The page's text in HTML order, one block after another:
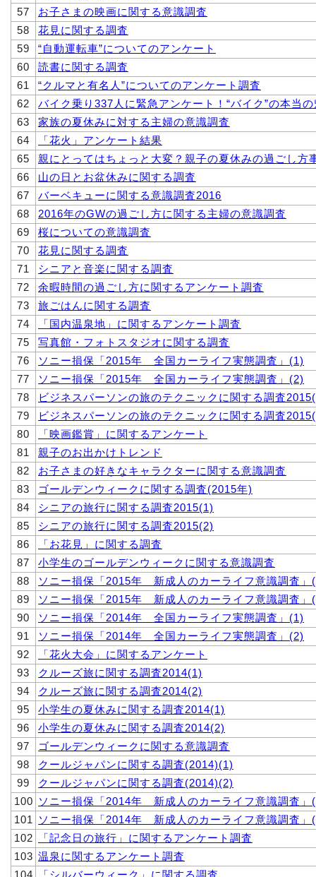
57
お子さまの映画に関する意識調査
58
花見に関する調査
59
“自動運転車”についてのアンケート
60
読書に関する調査
61
“クルマと有名人”についてのアンケート調査
62
バイク乗り337人に緊急アンケート！“バイク”の本当
63
家族の夏休みに対する主婦の意識調査
64
「花火」アンケート結果
65
親にとってはちょっと大変？親子の夏休みの過ごし方
66
山の日とお盆休みに関する調査
67
バーベキューに関する意識調査2016
68
2016年のGWの過ごし方に関する主婦の意識調査
69
桜についての意識調査
70
花見に関する調査
71
シニアと音楽に関する調査
72
余暇時間の過ごし方に関するアンケート調査
73
旅ごはんに関する調査
74
「国内温泉地」に関するアンケート調査
75
写真館・フォトスタジオに関する調査
76
ソニー損保「2015年 全国カーライフ実態調査」(1)
77
ソニー損保「2015年 全国カーライフ実態調査」(2)
78
ビジネスパーソンの旅のテクニックに関する調査
79
ビジネスパーソンの旅のテクニックに関する調査
80
「映画鑑賞」に関するアンケート
81
親子のお出かけトレンド
82
お子さまの好きなキャラクターに関する意識調査
83
ゴールデンウィークに関する調査(2015年)
84
シニアの旅行に関する調査2015(1)
85
シニアの旅行に関する調査2015(2)
86
「お花見」に関する調査
87
小学生のゴールデンウィークに関する意識調査
88
ソニー損保「2015年 新成人のカーライフ意識調査」
89
ソニー損保「2015年 新成人のカーライフ意識調査」
90
ソニー損保「2014年 全国カーライフ実態調査」(1)
91
ソニー損保「2014年 全国カーライフ実態調査」(2)
92
「花火大会」に関するアンケート
93
クルーズ旅に関する調査2014(1)
94
クルーズ旅に関する調査2014(2)
95
小学生の夏休みに関する調査2014(1)
96
小学生の夏休みに関する調査2014(2)
97
ゴールデンウィークに関する意識調査
98
クールジャパンに関する調査(2014)(1)
99
クールジャパンに関する調査(2014)(2)
100
ソニー損保「2014年 新成人のカーライフ意識調査」
101
ソニー損保「2014年 新成人のカーライフ意識調査」
102
「記念日の旅行」に関するアンケート調査
103 温泉に関するアンケート調査